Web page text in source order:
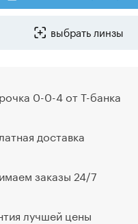
выбрать линзы
0-0-4 от Т-банка
доставка
заказы 24/7
лучшей цены